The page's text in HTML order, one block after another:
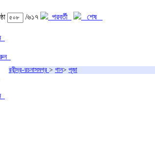
/৬১৭ পরবর্তী
শেষ
রবীন্দ্র-রচনাসমগ্র > গান> পূজা